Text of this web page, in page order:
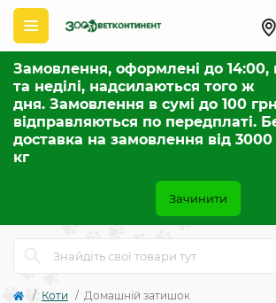
Замовлення, оформлені до 14:00,
та неділі, надсилаються того ж
дня. Замовлення в сумі до 100 грн
відправляються по передплаті.
доставка на замовлення від 3000
кг
Зачинити
Коти Домашній затишок